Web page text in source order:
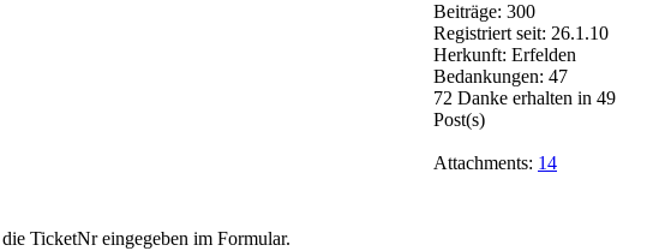
Beiträge: 300
Registriert seit: 26.1.10
Herkunft: Erfelden
Bedankungen: 47
72 Danke erhalten in 49
Post(s)
Attachments: 14
TicketNr eingegeben im Formular.